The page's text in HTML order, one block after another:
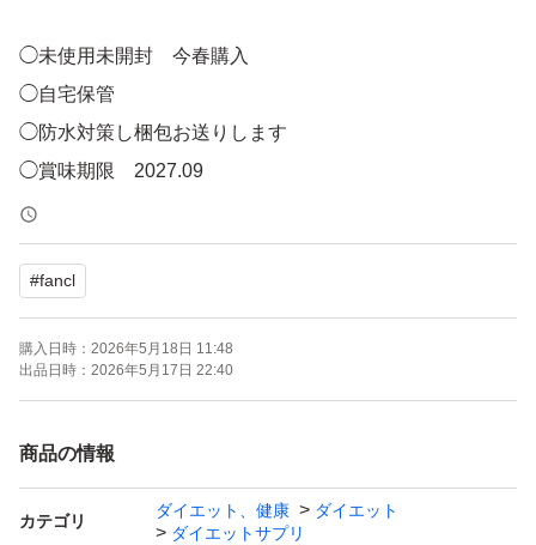
◯未使用未開封 今春購入
◯自宅保管
◯防水対策し梱包お送りします
◯賞味期限 2027.09
◯格安にて出品しております お値下げ交渉ご遠慮くださ
い
ブランド：FANCL
#fancl
購入日時： 2026年5月18日 11:48
出品日時： 2026年5月17日 22:40
商品の情報
カテゴリ
ダイエット、健康
ダイエット
ダイエットサプリ